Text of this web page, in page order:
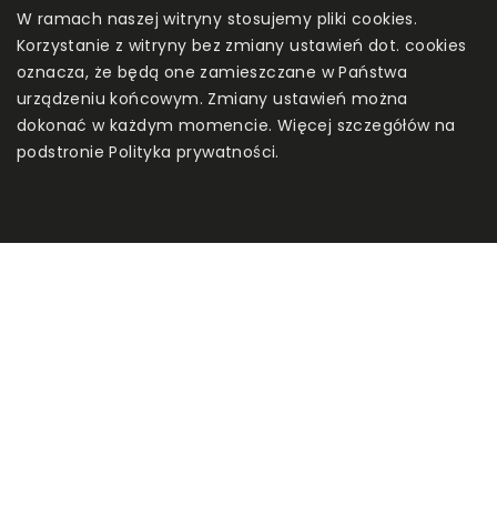
W ramach naszej witryny stosujemy pliki cookies.
Korzystanie z witryny bez zmiany ustawień dot. cookies
oznacza, że będą one zamieszczane w Państwa
urządzeniu końcowym. Zmiany ustawień można
dokonać w każdym momencie. Więcej szczegółów na
podstroniePolityka prywatności.